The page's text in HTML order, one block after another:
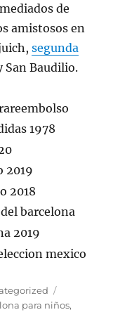
de
amistosos en
segunda
San Baudilio.
para niños,